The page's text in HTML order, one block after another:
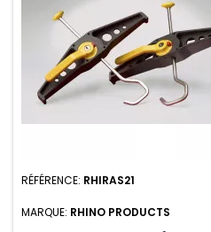
RÉFÉRENCE: RHIRAS21
MARQUE: RHINO PRODUCTS